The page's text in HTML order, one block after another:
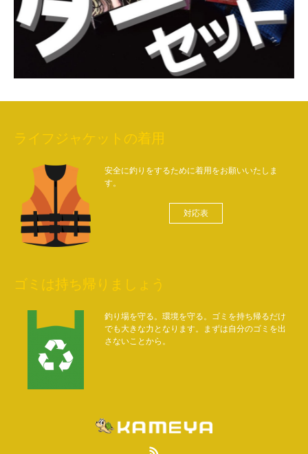
ライフジャケットの着用
安全に釣りをするために着用をお願いいたしま
す。
対応表
ゴミは持ち帰りましょう
釣り場を守る。環境を守る。ゴミを持ち帰るだけ
でも大きな力となります。まずは自分のゴミを出
さないことから。